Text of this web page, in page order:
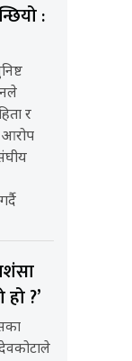
:
र
आरोप
?’
देवकोटाले